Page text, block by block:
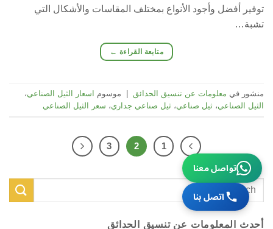
توفير أفضل وأجود الأنواع بمختلف المقاسات والأشكال التي
تشبة…
متابعة القراءة ←
منشور في معلومات عن تنسيق الحدائق | موسوم اسعار الثيل الصناعي،
الثيل الصناعي، ثيل صناعي، ثيل صناعي جداري، سعر الثيل الصناعي
1
2
3
أحدث المعلومات عن تنسيق الحدائق
تواصل معنا
اتصل بنا